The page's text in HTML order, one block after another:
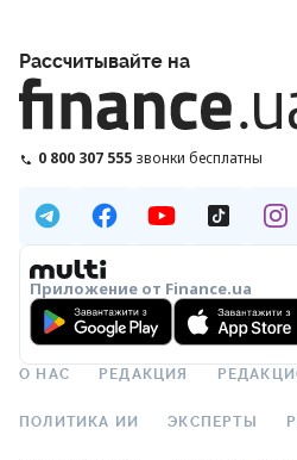
Рассчитывайте на
0 800 307 555 звонки бесплатны
Приложение от Finance.ua
О НАС РЕДАКЦИЯ
ПОЛИТИКА ИИ ЭКСПЕРТЫ